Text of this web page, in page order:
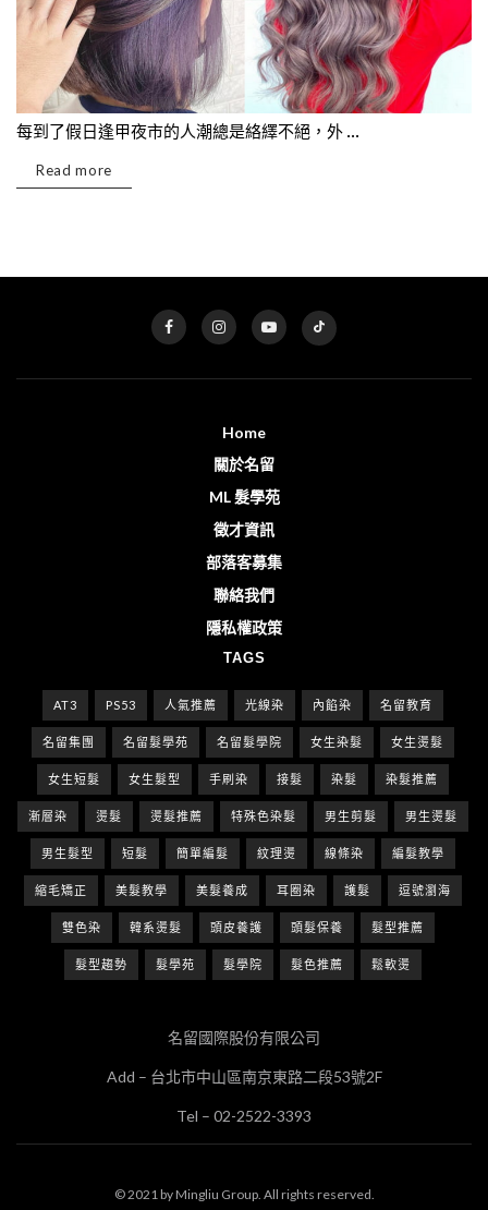
每到了假日逢甲夜市的人潮總是絡繹不絕，外 ...
Read more
Home
關於名留
ML 髮學苑
徵才資訊
部落客募集
聯絡我們
隱私權政策
TAGS
AT3 PS53 人氣推薦 光線染 內餡染 名留教育
名留集團 名留髮學苑 名留髮學院 女生染髮 女生燙髮
女生短髮 女生髮型 手刷染 接髮 染髮 染髮推薦
漸層染 燙髮 燙髮推薦 特殊色染髮 男生剪髮 男生燙髮
男生髮型 短髮 簡單編髮 紋理燙 線條染 編髮教學
縮毛矯正 美髮教學 美髮養成 耳圈染 護髮 逗號瀏海
雙色染 韓系燙髮 頭皮養護 頭髮保養 髮型推薦
髮型趨勢 髮學苑 髮學院 髮色推薦 鬆軟燙
名留國際股份有限公司
Add – 台北市中山區南京東路二段53號2F
Tel – 02-2522-3393
© 2021 by Mingliu Group. All rights reserved.